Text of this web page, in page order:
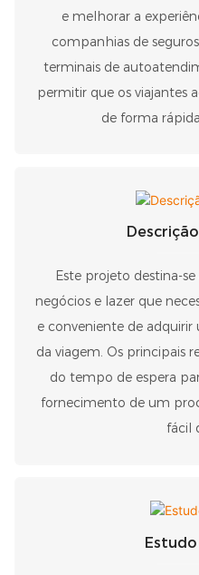
e melhorar a
companhias de
terminais de
permitir que os viajantes
de forma
Este projeto destina-
negócios e lazer que
e conveniente de
da viagem. Os principais
do tempo de espera
fornecimento de um
fácil
Estudo